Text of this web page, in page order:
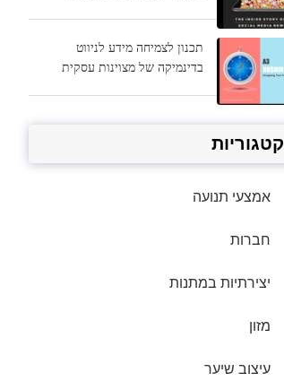
תכנון לצמיחה מידע לניווט
בדינמיקה של מצוינות עסקית
קטגוריות
אמצעי תנועה
חברות
יצירתיות במתנות
מזון
עיצוב שיער